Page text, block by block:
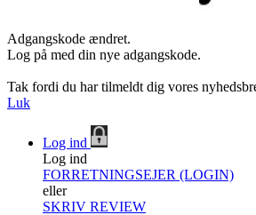
Adgangskode ændret.
Log på med din nye adgangskode.
Tak fordi du har tilmeldt dig vores
Luk
Log ind
Log ind
FORRETNINGSEJER (LOGIN)
eller
SKRIV REVIEW